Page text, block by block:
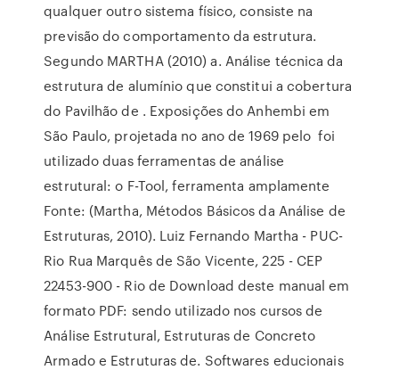
qualquer outro sistema físico, consiste na
previsão do comportamento da estrutura.
Segundo MARTHA (2010) a. Análise técnica da
estrutura de alumínio que constitui a cobertura
do Pavilhão de . Exposições do Anhembi em
São Paulo, projetada no ano de 1969 pelo foi
utilizado duas ferramentas de análise
estrutural: o F-Tool, ferramenta amplamente
Fonte: (Martha, Métodos Básicos da Análise de
Estruturas, 2010). Luiz Fernando Martha - PUC-
Rio Rua Marquês de São Vicente, 225 - CEP
22453-900 - Rio de Download deste manual em
formato PDF: sendo utilizado nos cursos de
Análise Estrutural, Estruturas de Concreto
Armado e Estruturas de. Softwares educionais